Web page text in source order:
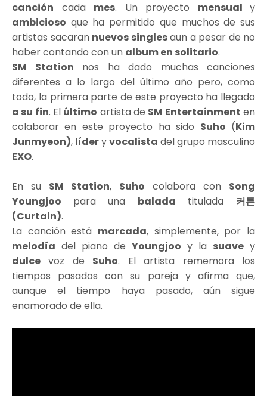
canción cada mes. Un proyecto mensual y
ambicioso que ha permitido que muchos de sus
artistas sacaran nuevos singlesaun a pesar de no
haber contando con un album en solitario.
SM Station nos ha dado muchas canciones
diferentes a lo largo del último año pero, como
todo, la primera parte de este proyecto ha llegado
a su fin. El último artista de SM Entertainment en
colaborar en este proyecto ha sido Suho (Kim
Junmyeon), líderyvocalista del grupo masculino
EXO.
En su SM Station, Suho colabora con Song
Youngjoo para una balada titulada 커튼
(Curtain).
La canción está marcada, simplemente, por la
melodía del piano de Youngjoo y la suave y
dulce voz de Suho. El artista rememora los
tiempos pasados con su pareja y afirma que,
aunque el tiempo haya pasado, aún sigue
enamorado de ella.